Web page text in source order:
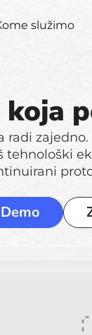
služimo
radi
tehnološki